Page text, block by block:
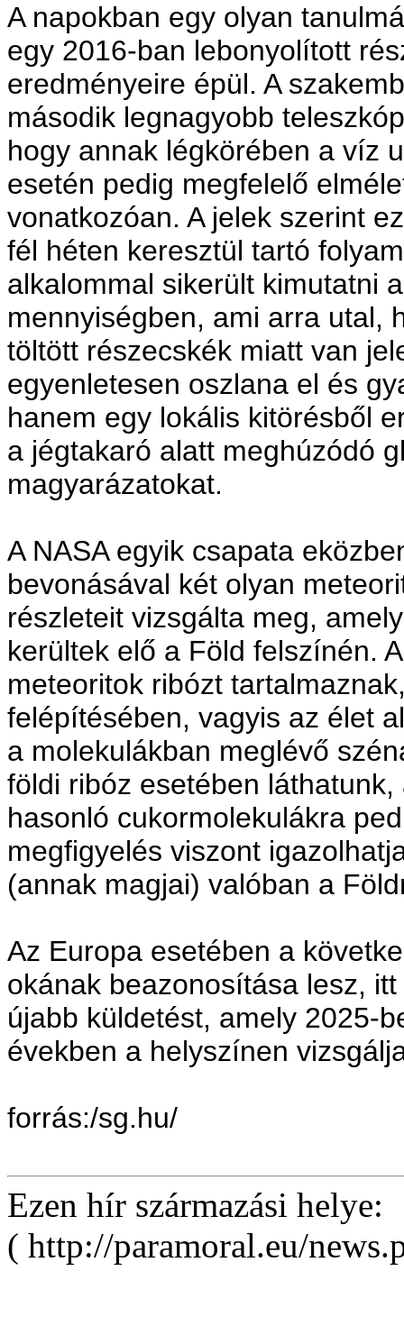
A napokban egy olyan
egy 2016-ban lebonyolított
eredményeire épül. A
második legnagyobb
hogy annak légkörében a víz
esetén pedig megfelelő
vonatkozóan. A jelek szerint
fél héten keresztül tartó
alkalommal sikerült kimutatni
mennyiségben, ami arra utal,
töltött részecskék miatt van
egyenletesen oszlana el és
hanem egy lokális kitörésből
a jégtakaró alatt meghúzódó
magyarázatokat.
A NASA egyik csapata
bevonásával két olyan
részleteit vizsgálta meg,
kerültek elő a Föld felszínén.
meteoritok ribózt
felépítésében, vagyis az élet
a molekulákban meglévő
földi ribóz esetében
hasonló cukormolekulákra
megfigyelés viszont
(annak magjai) valóban a
Az Europa esetében a
okának beazonosítása lesz,
újabb küldetést, amely 2025-
években a helyszínen
forrás:/sg.hu/
Ezen hír származási helye:
( http://paramoral.eu/